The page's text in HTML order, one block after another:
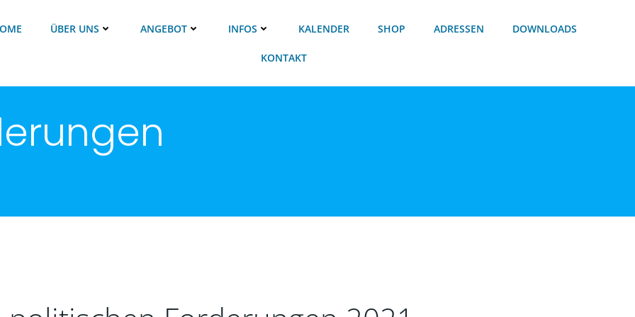
ÜBER UNS ANGEBOT INFOS KALENDER SHOP ADRESSEN DOWNLOADS
KONTAKT